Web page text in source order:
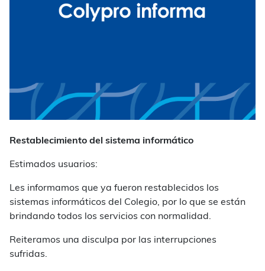
Restablecimiento del sistema informático
Estimados usuarios:
Les informamos que ya fueron restablecidos los
sistemas informáticos del Colegio, por lo que se están
brindando todos los servicios con normalidad.
Reiteramos una disculpa por las interrupciones
sufridas.